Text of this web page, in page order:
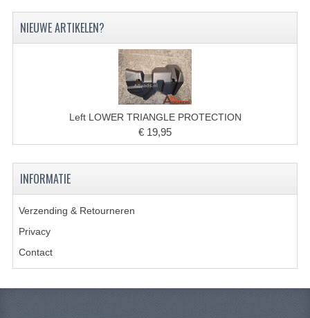
WIEL OPHANGING
WIELEN EN BANDEN
ACCESSOIRES
GEREEDSCHAP
SHINERAY ONDERDELEN
NIEUWE ARTIKELEN?
Left LOWER TRIANGLE PROTECTION
€ 19,95
INFORMATIE
Verzending & Retourneren
Privacy
Contact